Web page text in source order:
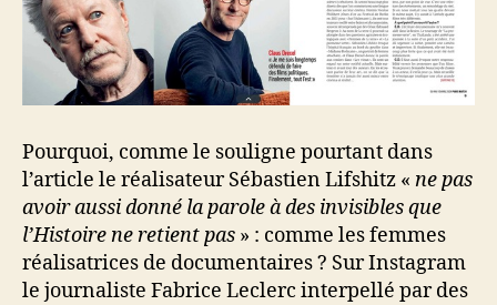
Pourquoi, comme le souligne pourtant dans
l’article le réalisateur Sébastien Lifshitz « ne pas
avoir aussi donné la parole à des invisibles que
l’Histoire ne retient pas » : comme les femmes
réalisatrices de documentaires ? Sur Instagram
le journaliste Fabrice Leclerc interpellé par des